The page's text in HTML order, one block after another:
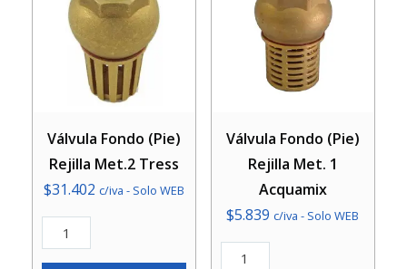
Válvula Fondo (Pie)
Rejilla Met.2 Tress
$31.402 c/iva - Solo WEB
Válvula
Fondo
Válvula Fondo (Pie)
Rejilla Met. 1
Acquamix
$5.839 c/iva - Solo WEB
Válvula